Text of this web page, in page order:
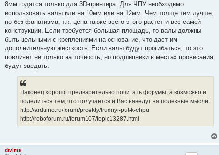
8мм годятся только для 3D-принтера. Для ЧПУ необходимо
использовать валы или на 10мм или на 12мм. Чем толще тем лучше,
но без фанатизма, т.к. цена также всего этого растет и вес самой
конструкции. Если требуется большая площадь, то валы должны
быть цельными с креплениями на основание, что даст им
дополнительную жесткость. Если валы будут прогибаться, то это
повлияет не только на точность, но подшипники в местах провисания
будут заедать.
Наконец хорошо предварительно почитать форумы, а возможно и
поделиться тем, что получается и Вас наведут на полезные мысли:
http://arduino.ru/forum/proekty/trudnyi-put-k-chpu
http://roboforum.ru/forum107/topic13287.html
dtvims